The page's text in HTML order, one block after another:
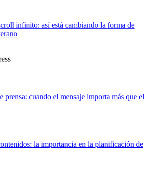
infinito: así está cambiando la forma de
prensa: cuando el mensaje importa más que el
la importancia en la planificación de